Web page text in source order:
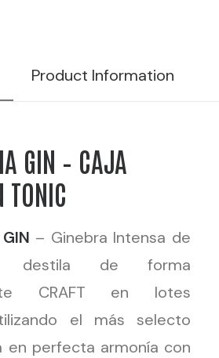
Product Information
GIN – CAJA
TONIC
– Ginebra Intensa de
destila de forma
CRAFT en lotes
el más selecto
en perfecta armonía con